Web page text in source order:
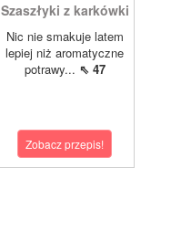
Szaszłyki z karkówki
Nic nie smakuje latem
lepiej niż aromatyczne
potrawy... ⇖ 47
Zobacz przepis!